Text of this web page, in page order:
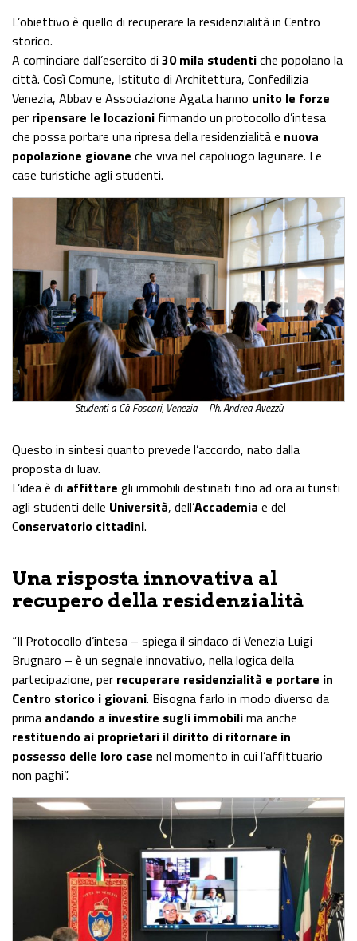
L’obiettivo è quello di recuperare la residenzialità in Centro
storico.
A cominciare dall’esercito di 30 mila studentiche popolano la
città. Così Comune, Istituto di Architettura, Confedilizia
Venezia, Abbav e Associazione Agata hanno unito le forze
per ripensare le locazioni firmando un protocollo d’intesa
che possa portare una ripresa della residenzialità e nuova
popolazione giovane che viva nel capoluogo lagunare. Le
case turistiche agli studenti.
Studenti a Cà Foscari, Venezia – Ph. Andrea Avezzù
Questo in sintesi quanto prevede l’accordo, nato dalla
proposta di Iuav.
L’idea è di affittare gli immobili destinati fino ad ora ai turisti
agli studenti delle Università, dell’Accademia e del
Conservatorio cittadini.
Una risposta innovativa al
recupero della residenzialità
“Il Protocollo d’intesa – spiega il sindaco di Venezia Luigi
Brugnaro – è un segnale innovativo, nella logica della
partecipazione, per recuperare residenzialità e portare in
Centro storico i giovani. Bisogna farlo in modo diverso da
prima andando a investire sugli immobilima anche
restituendo ai proprietari il diritto di ritornare in
possesso delle loro case nel momento in cui l’affittuario
non paghi”.